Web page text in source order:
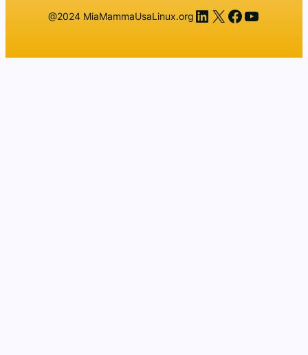
@2024 MiaMammaUsaLinux.org LinkedIn
X Facebook